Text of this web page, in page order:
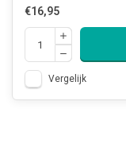
€16,95
Vergelijk